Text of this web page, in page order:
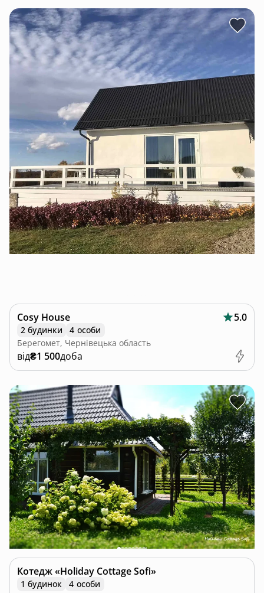
Cosy House 5.0
2 будинки
4 особи
Берегомет, Чернівецька область
від₴1 500доба
Котедж «Holiday Cottage Sofi»
1 будинок
4 особи